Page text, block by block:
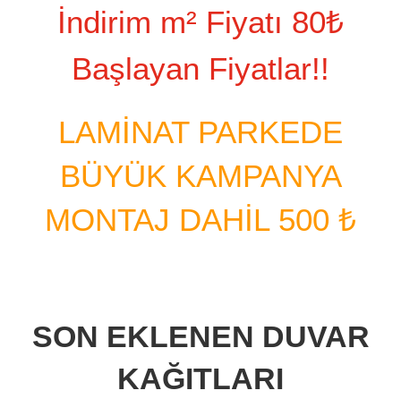
İndirim m² Fiyatı 80₺
Başlayan Fiyatlar!!
LAMINAT PARKEDE
BÜYÜK KAMPANYA
MONTAJ DAHIL 500 ₺
SON EKLENEN DUVAR
KAĞITLARI